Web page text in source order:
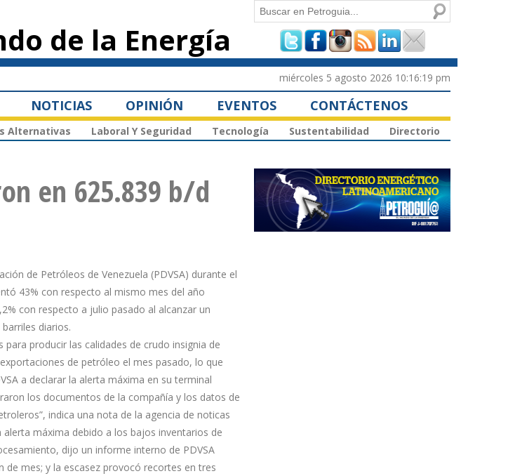
principal
de la Energía
Formulario de
búsqueda
Buscar
miércoles 5 agosto 2026 10:16:19 pm
NOTICIAS OPINIÓN EVENTOS CONTÁCTENOS
Alternativas Laboral Y Seguridad Tecnología Sustentabilidad Directorio
en 625.839 b/d
de Petróleos de Venezuela (PDVSA) durante el
43% con respecto al mismo mes del año
con respecto a julio pasado al alcanzar un
diarios.
para producir las calidades de crudo insignia de
de petróleo el mes pasado, lo que
a declarar la alerta máxima en su terminal
los documentos de la compañía y los datos de
indica una nota de la agencia de noticas
alerta máxima debido a los bajos inventarios de
dijo un informe interno de PDVSA
de mes; y la escasez provocó recortes en tres